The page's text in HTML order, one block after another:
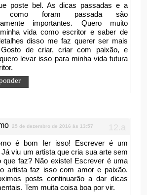
poste bel. As dicas passadas e a
como foram passada são
importantes. Quero muito
vida como escritor e saber de
disso me faz querer ser mais
Gosto de criar, criar com paixão, e
levar isso para minha vida futura
25 de dezembro de 2016 às 13:57
é bom ler isso! Escrever é um
Já viu um artista que cria sua arte sem
que faz? Não existe! Escrever é uma
artista faz isso com amor e paixão.
posts continuarão a dar dicas
Tem muita coisa boa por vir.